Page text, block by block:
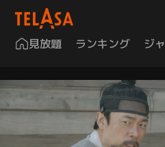
見放題 ランキング ジ